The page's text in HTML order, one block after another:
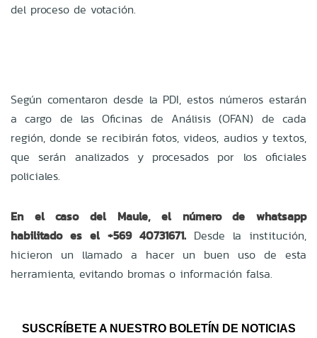
del proceso de votación.
Según comentaron desde la PDI, estos números estarán
a cargo de las Oficinas de Análisis (OFAN) de cada
región, donde se recibirán fotos, videos, audios y textos,
que serán analizados y procesados por los oficiales
policiales.
En el caso del Maule, el número de whatsapp
habilitado es el +569 40731671. Desde la institución,
hicieron un llamado a hacer un buen uso de esta
herramienta, evitando bromas o información falsa.
SUSCRÍBETE A NUESTRO BOLETÍN DE NOTICIAS